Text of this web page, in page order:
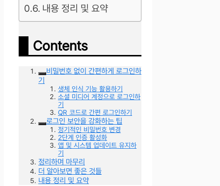
내용 정리 및 요약
Contents
비밀번호 없이 간편하게 로그인하
기
생체 인식 기능 활용하기
소셜 미디어 계정으로 로그인하
기
QR 코드로 간편 로그인하기
로그인 보안을 강화하는 팁
정기적인 비밀번호 변경
2단계 인증 활성화
앱 및 시스템 업데이트 유지하
기
정리하며 마무리
더 알아보면 좋은 것들
내용 정리 및 요약